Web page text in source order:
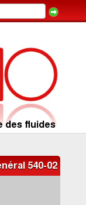
des fluides
540-02